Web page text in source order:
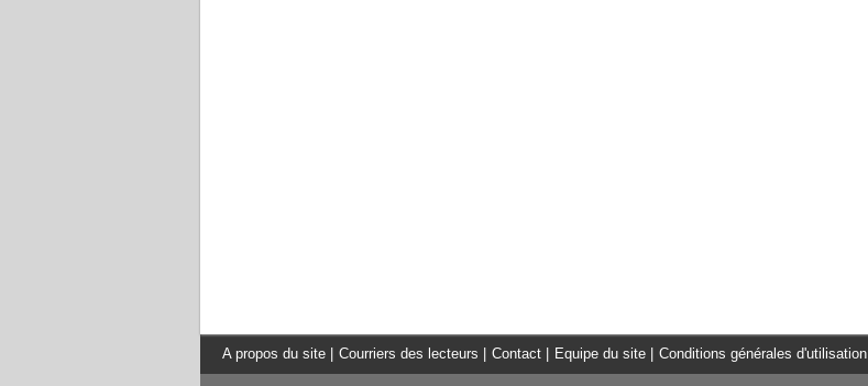
A propos du site Courriers des lecteurs Contact Equipe du site Conditions générales d'utilisation